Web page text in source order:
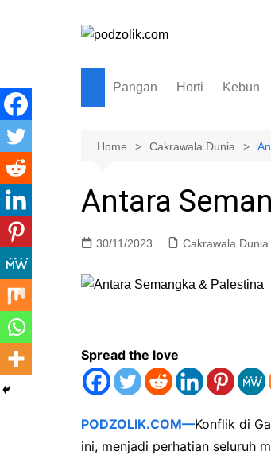
Pangan Horti Kebun
Home Cakrawala Dunia
Antara
30/11/2023 Cakrawala Dunia
Spread the love
PODZOLIK.COM—Konflik di
ini, menjadi perhatian seluruh